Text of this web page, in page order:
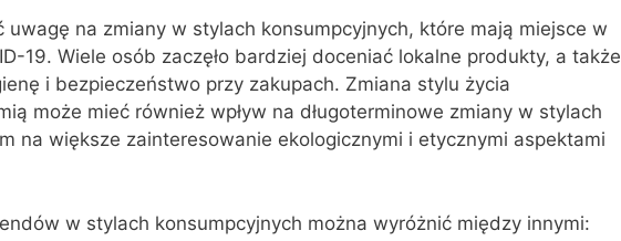
uwagę na zmiany w stylach konsumpcyjnych, które mają miejsce w
19. Wiele osób zaczęło bardziej doceniać lokalne produkty, a także
i bezpieczeństwo przy zakupach. Zmiana stylu życia
może mieć również wpływ na długoterminowe zmiany w stylach
na większe zainteresowanie ekologicznymi i etycznymi aspektami
w stylach konsumpcyjnych można wyróżnić między innymi: